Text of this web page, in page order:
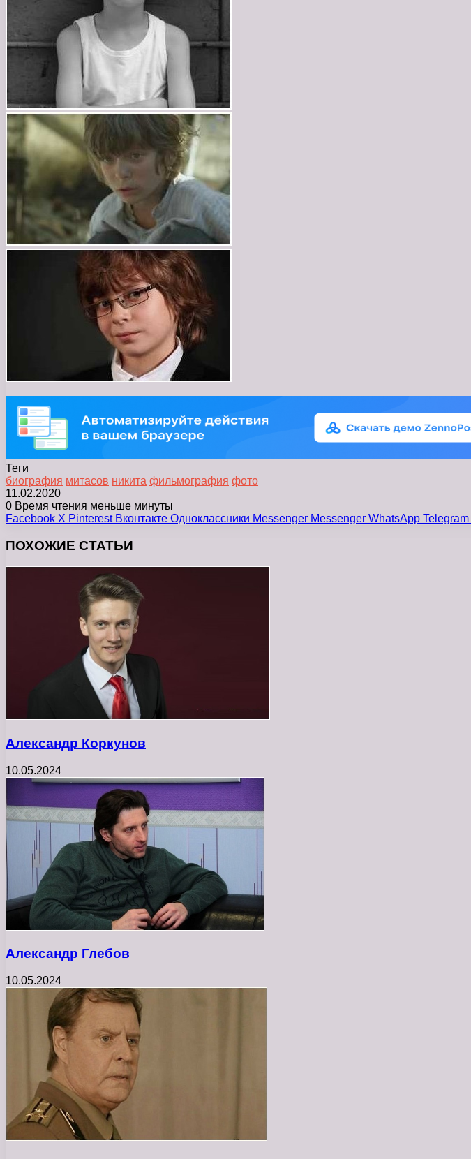
Теги
биография митасов никита фильмография фото
11.02.2020
0 Время чтения меньше минуты
Facebook X Pinterest Вконтакте Одноклассники Messenger Messenger WhatsApp Telegram
ПОХОЖИЕ СТАТЬИ
Александр Коркунов
10.05.2024
Александр Глебов
10.05.2024